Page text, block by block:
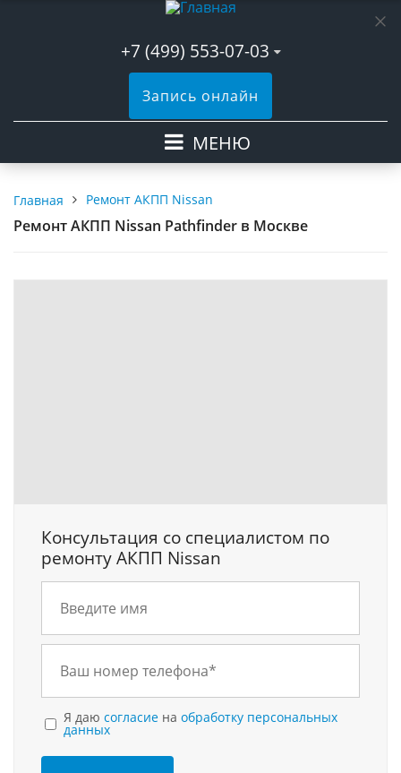
+7 (499) 553-07-03
Запись онлайн
МЕНЮ
Главная Ремонт АКПП Nissan
Ремонт АКПП Nissan Pathfinder в Москве
Консультация со специалистом по
ремонту АКПП Nissan
Я даю согласие на обработку персональных
данных